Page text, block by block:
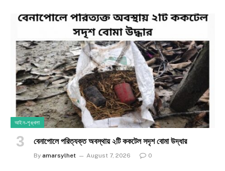
আইন-শৃঙ্খলা
​বেনাপোলে পরিত্যক্ত অবস্থায় ২টি ককটেল সদৃশ বোমা উদ্ধার
By amarsylhet August 7, 2026 0